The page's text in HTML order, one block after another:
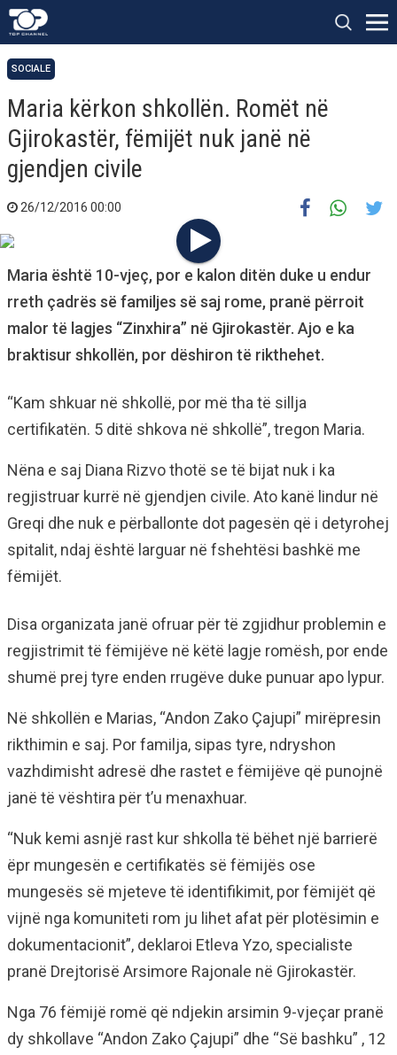
SOCIALE
Maria kërkon shkollën. Romët në
Gjirokastër, fëmijët nuk janë në
gjendjen civile
26/12/2016 00:00
Maria është 10-vjeç, por e kalon ditën duke u endur
rreth çadrës së familjes së saj rome, pranë përroit
malor të lagjes “Zinxhira” në Gjirokastër. Ajo e ka
braktisur shkollën, por dëshiron të rikthehet.
“Kam shkuar në shkollë, por më tha të sillja
certifikatën. 5 ditë shkova në shkollë”, tregon Maria.
Nëna e saj Diana Rizvo thotë se të bijat nuk i ka
regjistruar kurrë në gjendjen civile. Ato kanë lindur në
Greqi dhe nuk e përballonte dot pagesën që i detyrohej
spitalit, ndaj është larguar në fshehtësi bashkë me
fëmijët.
Disa organizata janë ofruar për të zgjidhur problemin e
regjistrimit të fëmijëve në këtë lagje romësh, por ende
shumë prej tyre enden rrugëve duke punuar apo lypur.
Në shkollën e Marias, “Andon Zako Çajupi” mirëpresin
rikthimin e saj. Por familja, sipas tyre, ndryshon
vazhdimisht adresë dhe rastet e fëmijëve që punojnë
janë të vështira për t’u menaxhuar.
“Nuk kemi asnjë rast kur shkolla të bëhet një barrierë
ëpr mungesën e certifikatës së fëmijës ose
mungesës së mjeteve të identifikimit, por fëmijët që
vijnë nga komuniteti rom ju lihet afat për plotësimin e
dokumentacionit”, deklaroi Etleva Yzo, specialiste
pranë Drejtorisë Arsimore Rajonale në Gjirokastër.
Nga 76 fëmijë romë që ndjekin arsimin 9-vjeçar pranë
dy shkollave “Andon Zako Çajupi” dhe “Së bashku” , 12